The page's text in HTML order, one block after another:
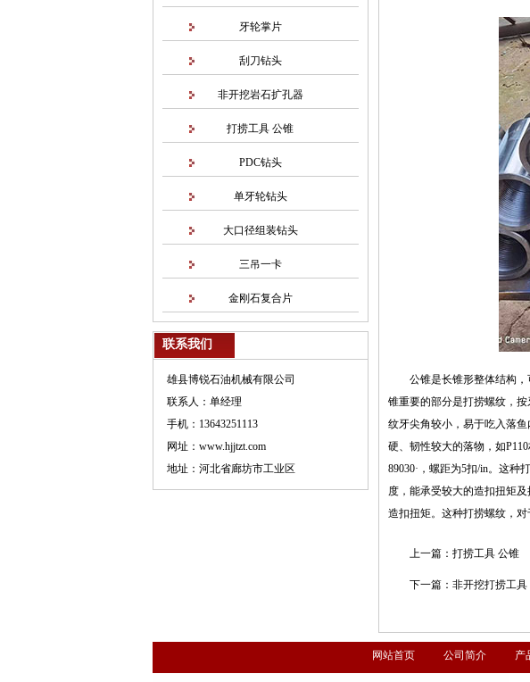
公锥是长锥形整体结构
锥重要的部分是打捞螺纹，
纹牙尖角较小，易于吃入落
硬、韧性较大的落物，如
89030·，螺距为5扣/in。这
度，能承受较大的造扣扭矩
造扣扭矩。这种打捞螺纹，对
上一篇： 打捞工具 公锥
下一篇： 非开挖打捞工具
牙轮掌片
刮刀钻头
非开挖岩石扩孔器
打捞工具 公锥
PDC钻头
单牙轮钻头
大口径组装钻头
三吊一卡
金刚石复合片
联系我们
雄县博锐石油机械有限公司
联系人：单经理
手机：13643251113
网址：www.hjjtzt.com
地址：河北省廊坊市工业区
网站首页 公司简介 产